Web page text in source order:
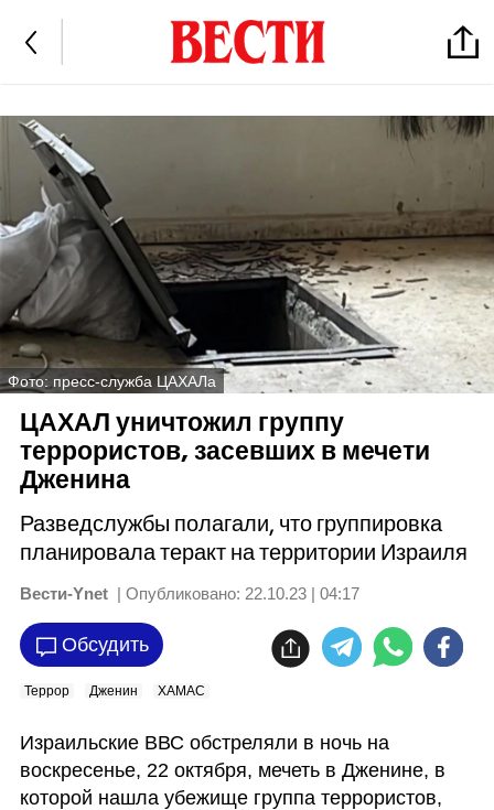
Фото: пресс-служба ЦАХАЛа
ЦАХАЛ уничтожил группу
террористов, засевших в мечети
Дженина
Разведслужбы полагали, что группировка
планировала теракт на территории Израиля
Вести-Ynet | Опубликовано: 22.10.23 | 04:17
Обсудить
Террор Дженин ХАМАС
Израильские ВВС обстреляли в ночь на
воскресенье, 22 октября, мечеть в Дженине, в
которой нашла убежище группа террористов,